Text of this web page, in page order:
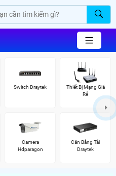
Switch Draytek
Thiết Bị Mạng Giá
Rẻ
Camera
Hdparagon
Cân Bằng Tải
Draytek